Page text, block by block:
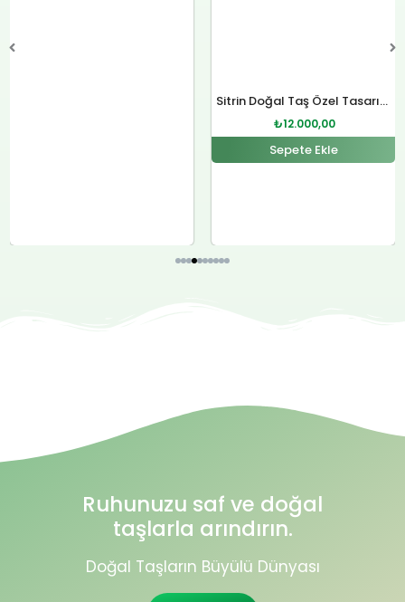
Sitrin Doğal Taş Özel Tasarım Gümüş Kolye
₺12.000,00
Sepete Ekle
Ruhunuzu saf ve doğal
taşlarla arındırın.
Doğal Taşların Büyülü Dünyası